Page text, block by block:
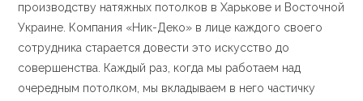
производству натяжных потолков в Харькове и Восточной
Украине. Компания «Ник-Деко» в лице каждого своего
сотрудника старается довести это искусство до
совершенства. Каждый раз, когда мы работаем над
очередным потолком, мы вкладываем в него частичку